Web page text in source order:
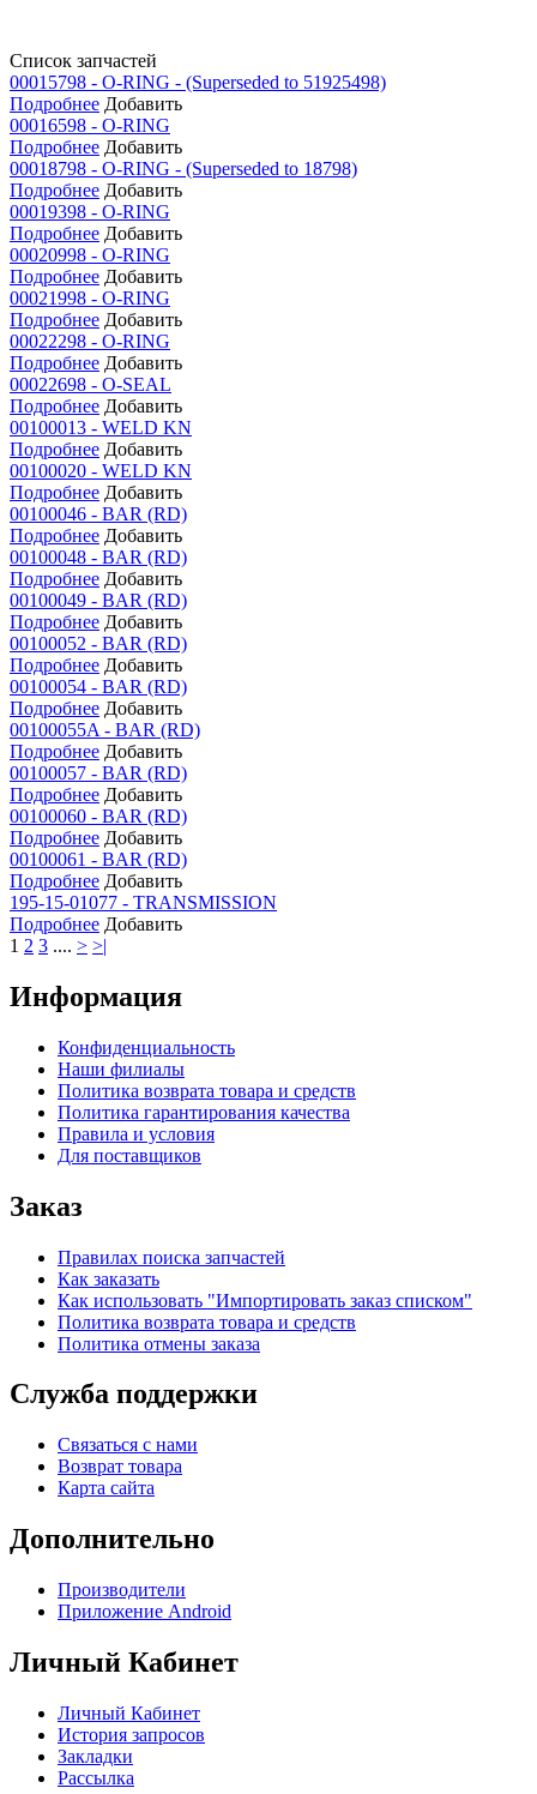
Список запчастей
00015798 - O-RING - (Superseded to 51925498)
Подробнее Добавить
00016598 - O-RING
Подробнее Добавить
00018798 - O-RING - (Superseded to 18798)
Подробнее Добавить
00019398 - O-RING
Подробнее Добавить
00020998 - O-RING
Подробнее Добавить
00021998 - O-RING
Подробнее Добавить
00022298 - O-RING
Подробнее Добавить
00022698 - O-SEAL
Подробнее Добавить
00100013 - WELD KN
Подробнее Добавить
00100020 - WELD KN
Подробнее Добавить
00100046 - BAR (RD)
Подробнее Добавить
00100048 - BAR (RD)
Подробнее Добавить
00100049 - BAR (RD)
Подробнее Добавить
00100052 - BAR (RD)
Подробнее Добавить
00100054 - BAR (RD)
Подробнее Добавить
00100055A - BAR (RD)
Подробнее Добавить
00100057 - BAR (RD)
Подробнее Добавить
00100060 - BAR (RD)
Подробнее Добавить
00100061 - BAR (RD)
Подробнее Добавить
195-15-01077 - TRANSMISSION
Подробнее Добавить
1 2 3 .... > >|
Информация
Конфиденциальность
Наши филиалы
Политика возврата товара и средств
Политика гарантирования качества
Правила и условия
Для поставщиков
Заказ
Правилах поиска запчастей
Как заказать
Как использовать "Импортировать заказ списком"
Политика возврата товара и средств
Политика отмены заказа
Служба поддержки
Связаться с нами
Возврат товара
Карта сайта
Дополнительно
Производители
Приложение Android
Личный Кабинет
Личный Кабинет
История запросов
Закладки
Рассылка